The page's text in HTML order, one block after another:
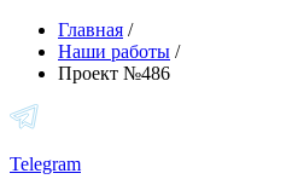
Главная /
Наши работы /
Проект №486
Telegram